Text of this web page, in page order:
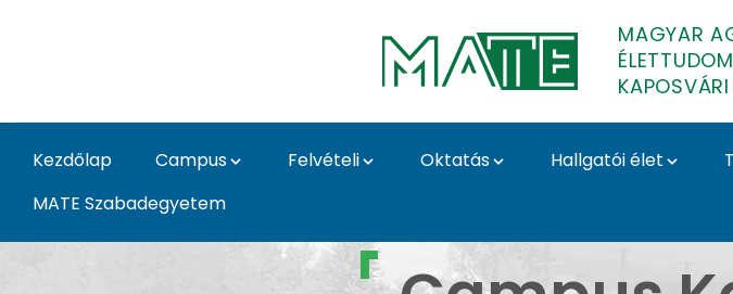
MAGYAR
Kezdőlap Campus Felvételi Oktatás Hallgatói élet
MATE Szabadegyetem
Kollégiumok - Kaposvári